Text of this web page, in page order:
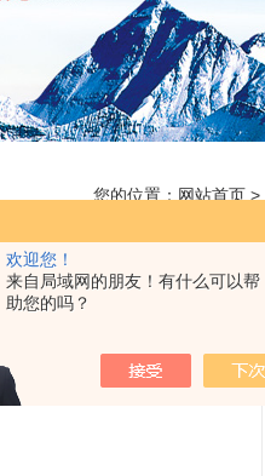
欢迎您！
来自局域网的朋友！有什么可以帮
助您的吗？
您的位置： 网站首页 >